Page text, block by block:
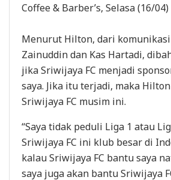
Coffee & Barber’s, Selasa (16/04)
Menurut Hilton, dari
Zainuddin dan Kas Hartadi,
jika Sriwijaya FC menjadi
saya. Jika itu terjadi, maka
Sriwijaya FC musim ini.
“Saya tidak peduli Liga 1 atau
Sriwijaya FC ini klub besar di
kalau Sriwijaya FC bantu saya
saya juga akan bantu Sriwijaya